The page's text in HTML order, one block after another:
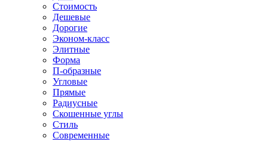
Стоимость
Дешевые
Дорогие
Эконом-класс
Элитные
Форма
П-образные
Угловые
Прямые
Радиусные
Скошенные углы
Стиль
Современные